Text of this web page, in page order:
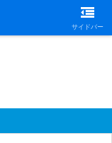
サイドバー